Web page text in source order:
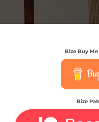
Bize Buy
Bize